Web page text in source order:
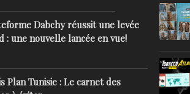
Dabchy réussit une levée
: une nouvelle lancée en vue!
Plan Tunisie : Le carnet des